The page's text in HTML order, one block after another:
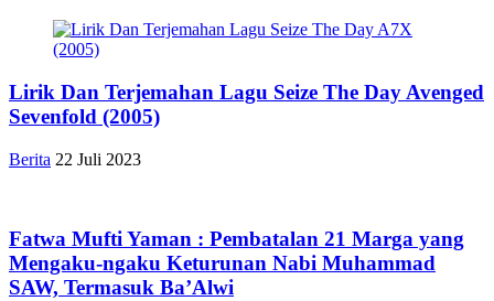
Lirik Dan Terjemahan Lagu Seize The Day Avenged
Sevenfold (2005)
Berita 22 Juli 2023
Fatwa Mufti Yaman : Pembatalan 21 Marga yang
Mengaku-ngaku Keturunan Nabi Muhammad
SAW, Termasuk Ba’Alwi